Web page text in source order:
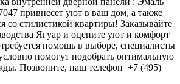
привнесет уют в ваш дом, а также
со стилистикой квартиры! Заказывайте
Ягуар и оцените уют и комфорт
помощь в выборе, специалисты
помогут подобрать оптимальную
Позвоните, наш телефон +7 (495)